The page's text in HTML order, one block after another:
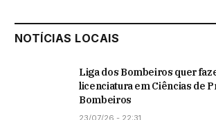
NOTÍCIAS LOCAIS
Liga dos Bombeiros quer
licenciatura em Ciências de
Bombeiros
23/07/26 - 22:31